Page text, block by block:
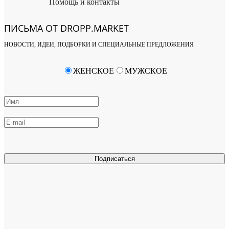
Помощь и контакты
ПИСЬМА ОТ DROPP.MARKET
НОВОСТИ, ИДЕИ, ПОДБОРКИ И СПЕЦИАЛЬНЫЕ ПРЕДЛОЖЕНИЯ
Подписаться
ЖЕНСКОЕ МУЖСКОЕ